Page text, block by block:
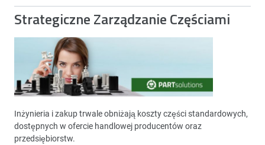
Strategiczne Zarządzanie Częściami
Inżynieria i zakup trwale obniżają koszty części standardowych,
dostępnych w ofercie handlowej producentów oraz
przedsiębiorstw.